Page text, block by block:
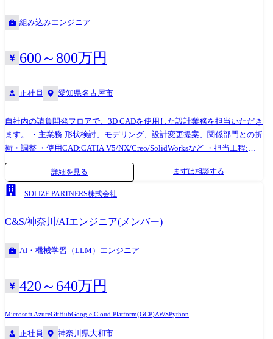
組み込みエンジニア
600～800万円
正社員 愛知県名古屋市
自社内の請負開発フロアで、3D CADを使用した設計業務を担当いただき
ます。 ・主業務:形状検討、モデリング、設計変更提案、関係部門との折
衝・調整 ・使用CAD:CATIA V5/NX/Creo/SolidWorksなど ・担当工程:デ
ザイン～試作～量産 ・所属エンジニア数:約10名
詳細を見る まずは相談する
SOLIZE PARTNERS株式会社
C&S/神奈川/AIエンジニア(メンバー)
AI・機械学習（LLM）エンジニア
420～640万円
Microsoft AzureGitHubGoogle Cloud Platform(GCP)AWSPython
正社員 神奈川県大和市